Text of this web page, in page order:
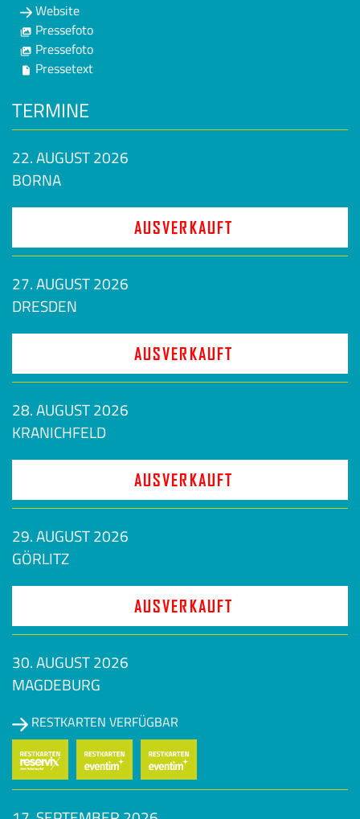
Website
Pressefoto
Pressefoto
Pressetext
TERMINE
22. AUGUST 2026
BORNA
AUSVERKAUFT
27. AUGUST 2026
DRESDEN
AUSVERKAUFT
28. AUGUST 2026
KRANICHFELD
AUSVERKAUFT
29. AUGUST 2026
GÖRLITZ
AUSVERKAUFT
30. AUGUST 2026
MAGDEBURG
RESTKARTEN VERFÜGBAR